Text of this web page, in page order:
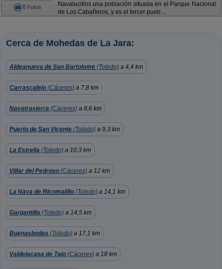
8 Fotos
Navalucillos una población situada en el Parque Nacional
de Los Cabañeros, y es el tercer pueb ...
Cerca de Mohedas de La Jara:
Aldeanueva de San Bartolome (Toledo) a 4,4 km
Carrascalejo (Cáceres) a 7,8 km
Navatrasierra (Cáceres) a 8,6 km
Puerto de San Vicente (Toledo) a 9,3 km
La Estrella (Toledo) a 10,3 km
Villar del Pedroso (Cáceres) a 12 km
La Nava de Ricomalillo (Toledo) a 14,1 km
Gargantilla (Toledo) a 14,5 km
Buenasbodas (Toledo) a 17,1 km
Valdelacasa de Tajo (Cáceres) a 18 km